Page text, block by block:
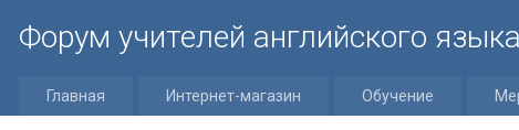
Форум учителей английского языка
Главная Интернет-магазин Обучение